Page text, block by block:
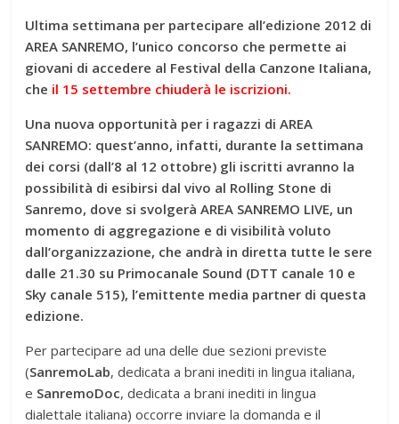
Ultima settimana per partecipare all’edizione 2012 di
AREA SANREMO, l’unico concorso che permette ai
giovani di accedere al Festival della Canzone Italiana,
che il 15 settembre chiuderà le iscrizioni.
Una nuova opportunità per i ragazzi di AREA
SANREMO: quest’anno, infatti, durante la settimana
dei corsi (dall’8 al 12 ottobre) gli iscritti avranno la
possibilità di esibirsi dal vivo al Rolling Stone di
Sanremo, dove si svolgerà AREA SANREMO LIVE, un
momento di aggregazione e di visibilità voluto
dall’organizzazione, che andrà in diretta tutte le sere
dalle 21.30 su Primocanale Sound (DTT canale 10 e
Sky canale 515), l’emittente media partner di questa
edizione.
Per partecipare ad una delle due sezioni previste
(SanremoLab, dedicata a brani inediti in lingua italiana,
e SanremoDoc, dedicata a brani inediti in lingua
dialettale italiana) occorre inviare la domanda e il